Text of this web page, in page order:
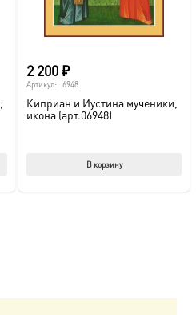
2 200₽
Артикул: 6948
Киприан и Иустина мученики,
икона (арт.06948)
В корзину